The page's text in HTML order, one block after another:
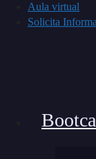
Aula virtual
Solicita
2.
Las pwa